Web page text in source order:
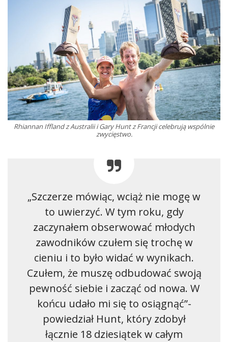
Rhiannan Iffland z Australii i Gary Hunt z Francji celebrują wspólnie
zwycięstwo.
„Szczerze mówiąc, wciąż nie mogę w
to uwierzyć. W tym roku, gdy
zaczynałem obserwować młodych
zawodników czułem się trochę w
cieniu i to było widać w wynikach.
Czułem, że muszę odbudować swoją
pewność siebie i zacząć od nowa. W
końcu udało mi się to osiągnąć”-
powiedział Hunt, który zdobył
łącznie 18 dziesiątek w całym